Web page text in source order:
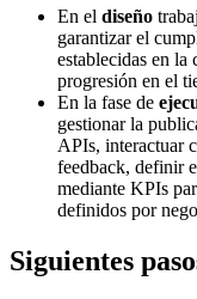
En el diseño
garantizar el
establecidas en la
progresión en el
En la fase de
gestionar la
APIs, interactuar
feedback, definir
mediante KPIs
definidos por
Siguientes